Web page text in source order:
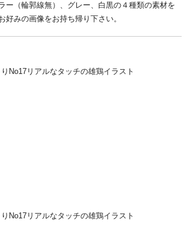
ー（輪郭線無）、グレー、白黒の４種類の素材を
好みの画像をお持ち帰り下さい。